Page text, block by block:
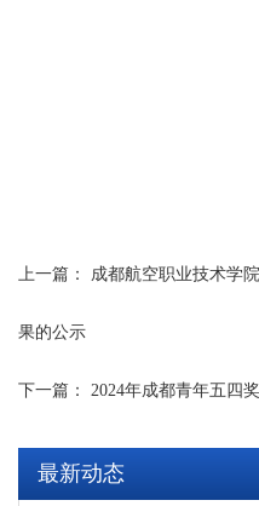
上一篇： 成都航空职业技术学
果的公示
下一篇： 2024年成都青年五四
最新动态